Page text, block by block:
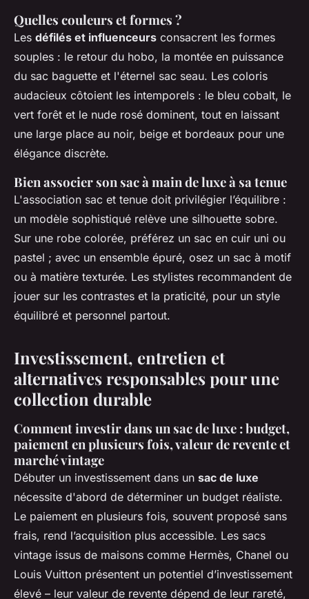
Quelles couleurs et formes ?
Les défilés et influenceurs consacrent les formes
souples : le retour du hobo, la montée en puissance
du sac baguette et l'éternel sac seau. Les coloris
audacieux côtoient les intemporels : le bleu cobalt, le
vert forêt et le nude rosé dominent, tout en laissant
une large place au noir, beige et bordeaux pour une
élégance discrète.
Bien associer son sac à main de luxe à sa tenue
L'association sac et tenue doit privilégier l’équilibre :
un modèle sophistiqué relève une silhouette sobre.
Sur une robe colorée, préférez un sac en cuir uni ou
pastel ; avec un ensemble épuré, osez un sac à motif
ou à matière texturée. Les stylistes recommandent de
jouer sur les contrastes et la praticité, pour un style
équilibré et personnel partout.
Investissement, entretien et
alternatives responsables pour une
collection durable
Comment investir dans un sac de luxe : budget,
paiement en plusieurs fois, valeur de revente et
marché vintage
Débuter un investissement dans un sac de luxe
nécessite d'abord de déterminer un budget réaliste.
Le paiement en plusieurs fois, souvent proposé sans
frais, rend l’acquisition plus accessible. Les sacs
vintage issus de maisons comme Hermès, Chanel ou
Louis Vuitton présentent un potentiel d’investissement
élevé – leur valeur de revente dépend de leur rareté,